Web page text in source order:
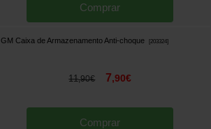
Comprar
GM Caixa de Armazenamento Anti-choque [203324]
11,90€ 7,90€
Comprar